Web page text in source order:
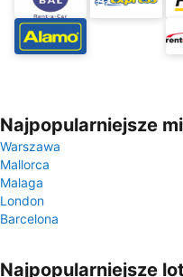
Najpopularniejsze
Warszawa
Mallorca
Malaga
London
Barcelona
Najpopularniejsze